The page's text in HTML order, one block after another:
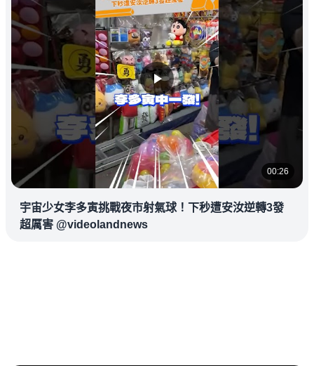
00:26
宇宙少女李多寅挑戰夜市射氣球！下秒遭安汝逆轉3發
超厲害 @videolandnews